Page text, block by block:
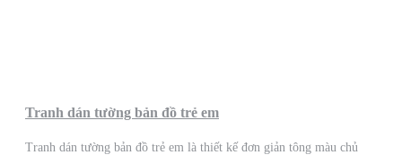
Tranh dán tường bản đồ trẻ em
Tranh dán tường bản đồ trẻ em là thiết kế đơn giản tông màu chủ